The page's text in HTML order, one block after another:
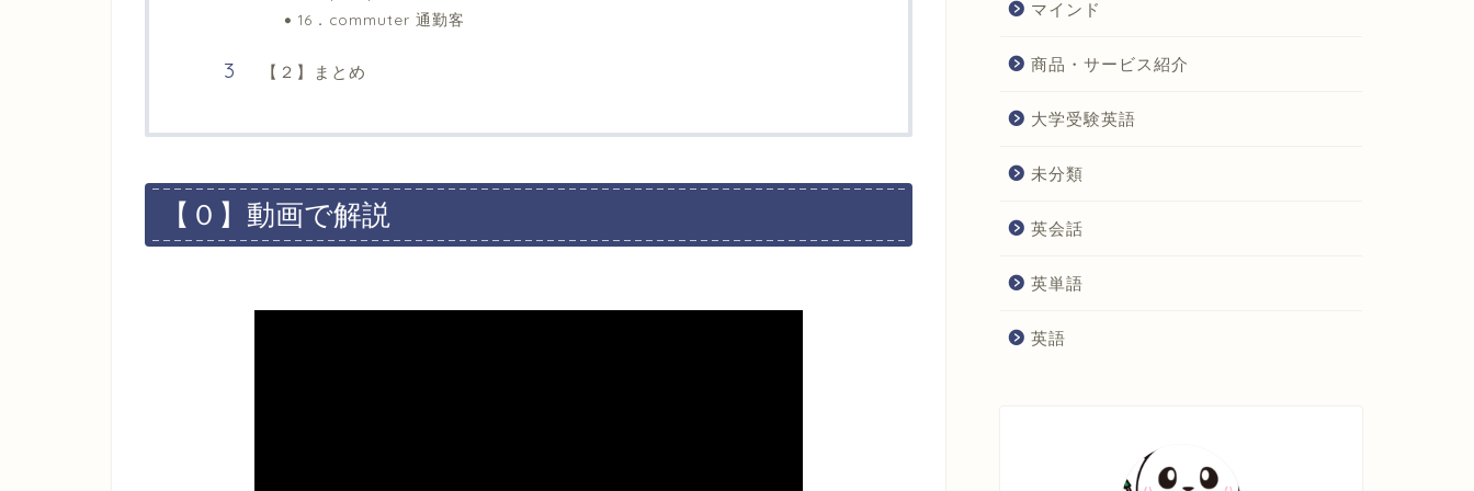
16．commuter 通勤客
【２】まとめ
【０】動画で解説
マインド
商品・サービス紹介
大学受験英語
未分類
英会話
英単語
英語